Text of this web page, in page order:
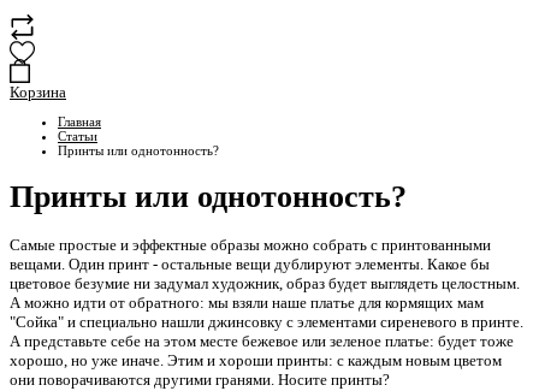
Корзина
Главная
Статьи
Принты или однотонность?
Принты или однотонность?
Самые простые и эффектные образы можно собрать с принтованными
вещами. Один принт - остальные вещи дублируют элементы. Какое бы
цветовое безумие ни задумал художник, образ будет выглядеть целостным.
А можно идти от обратного: мы взяли наше платье для кормящих мам
"Сойка" и специально нашли джинсовку с элементами сиреневого в принте.
А представьте себе на этом месте бежевое или зеленое платье: будет тоже
хорошо, но уже иначе. Этим и хороши принты: с каждым новым цветом
они поворачиваются другими гранями. Носите принты?